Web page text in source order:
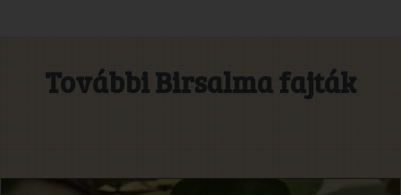
További Birsalma fajták